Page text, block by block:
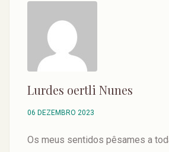
Lurdes oertli Nunes
06 DEZEMBRO 2023
Os meus sentidos pêsames a